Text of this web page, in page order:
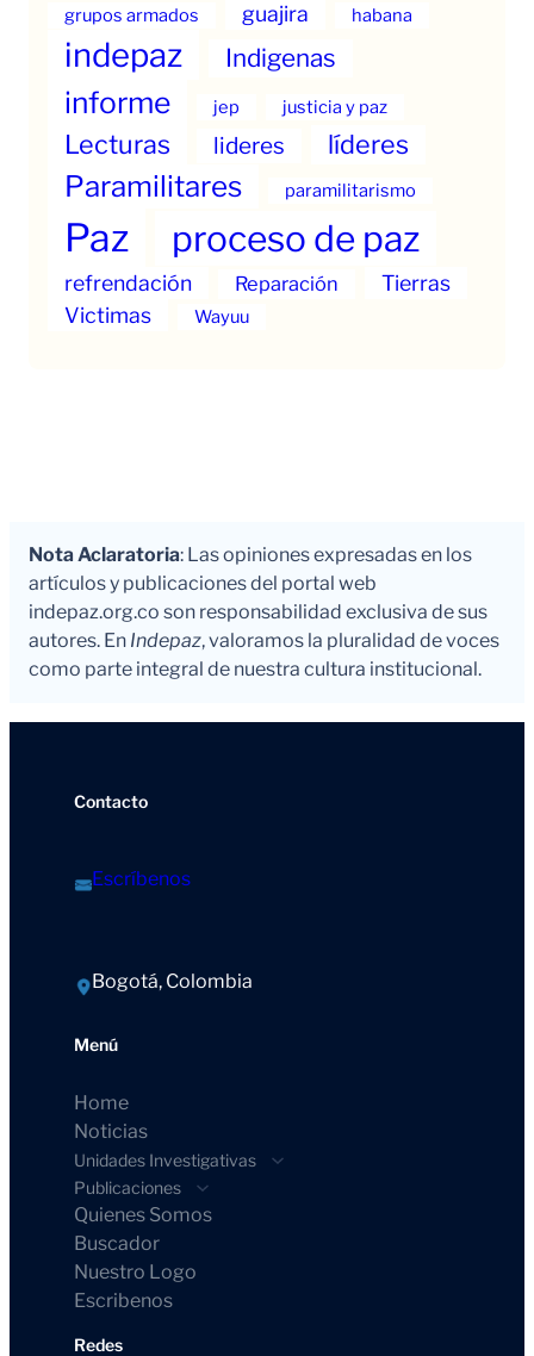
grupos armados
guajira habana
indepaz Indigenas
informe jep justicia y paz
Lecturas lideres líderes
Paramilitares paramilitarismo
Paz proceso de paz
refrendación Reparación
Tierras
Victimas
Wayuu
Nota Aclaratoria: Las opiniones expresadas en los
artículos y publicaciones del portal web
indepaz.org.co son responsabilidad exclusiva de sus
autores. En Indepaz, valoramos la pluralidad de voces
como parte integral de nuestra cultura institucional.
Contacto
Escríbenos
Bogotá, Colombia
Menú
Home
Noticias
Unidades Investigativas
Publicaciones
Quienes Somos
Buscador
Nuestro Logo
Escribenos
Redes